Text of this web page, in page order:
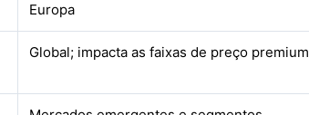
Europa
Global; impacta as faixas de preço premium